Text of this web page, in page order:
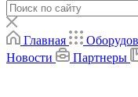
Главная
Новости
Партнеры